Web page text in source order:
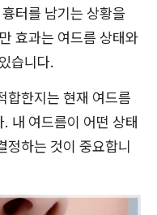
터를 남기는 상황을
효과는 여드름 상태와
습니다.
합한지는 현재 여드름
내 여드름이 어떤 상태
정하는 것이 중요합니